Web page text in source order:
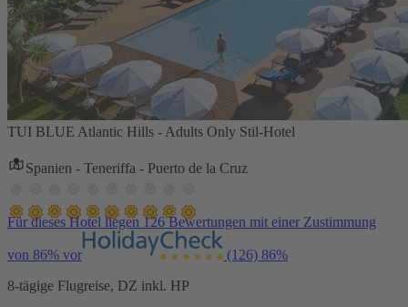
TUI BLUE Atlantic Hills - Adults Only Stil-Hotel
Spanien - Teneriffa - Puerto de la Cruz
Für dieses Hotel liegen 126 Bewertungen mit einer Zustimmung
von 86% vor (126) 86%
8-tägige Flugreise, DZ inkl. HP